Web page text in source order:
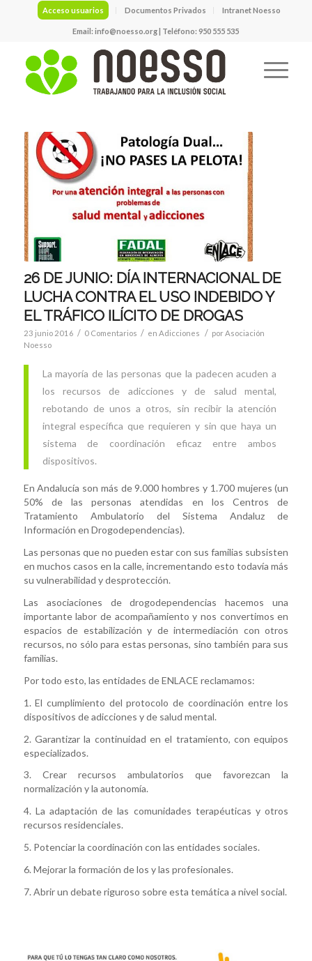
Acceso usuarios Documentos Privados Intranet Noesso
Email:info@noesso.org| Teléfono: 950 555 535
26 DE JUNIO: DÍA INTERNACIONAL DE
LUCHA CONTRA EL USO INDEBIDO Y
EL TRÁFICO ILÍCITO DE DROGAS
23 junio 2016 / 0 Comentarios / en Adicciones / porAsociación
Noesso
La mayoría de las personas que la padecen acuden a
los recursos de adicciones y de salud mental,
rebotando de unos a otros, sin recibir la atención
integral específica que requieren y sin que haya un
sistema de coordinación eficaz entre ambos
dispositivos.
En Andalucía son más de 9.000 hombres y 1.700 mujeres (un
50% de las personas atendidas en los Centros de
Tratamiento Ambulatorio del Sistema Andaluz de
Información en Drogodependencias).
Las personas que no pueden estar con sus familias subsisten
en muchos casos en la calle, incrementando esto todavía más
su vulnerabilidad y desprotección.
Las asociaciones de drogodependencias hacemos una
importante labor de acompañamiento y nos convertimos en
espacios de estabilización y de intermediación con otros
recursos, no sólo para estas personas, sino también para sus
familias.
Por todo esto, las entidades de ENLACE reclamamos:
1. El cumplimiento del protocolo de coordinación entre los
dispositivos de adicciones y de salud mental.
2. Garantizar la continuidad en el tratamiento, con equipos
especializados.
3. Crear recursos ambulatorios que favorezcan la
normalización y la autonomía.
4. La adaptación de las comunidades terapéuticas y otros
recursos residenciales.
5. Potenciar la coordinación con las entidades sociales.
6. Mejorar la formación de los y las profesionales.
7. Abrir un debate riguroso sobre esta temática a nivel social.